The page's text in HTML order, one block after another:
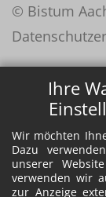
Ihre
Wir möchten
Dazu
unserer
verwenden wir
zur Anzeige
© Bistum